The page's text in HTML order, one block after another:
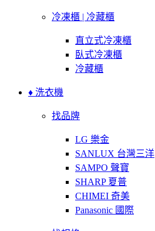
冷凍櫃 | 冷藏櫃
直立式冷凍櫃
臥式冷凍櫃
冷藏櫃
♦ 洗衣機
找品牌
LG 樂金
SANLUX 台灣三洋
SAMPO 聲寶
SHARP 夏普
CHIMEI 奇美
Panasonic 國際